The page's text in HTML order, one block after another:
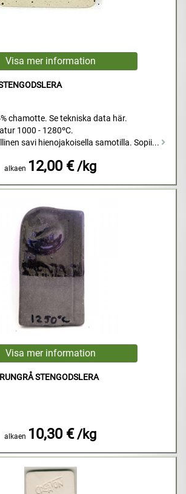
chamotte. Se tekniska data här.
1000 - 1280ºC.
savi hienojakoisella samotilla. Sopii...
alkaen 12,00 € /kg
STENGODSLERA
alkaen 10,30 € /kg